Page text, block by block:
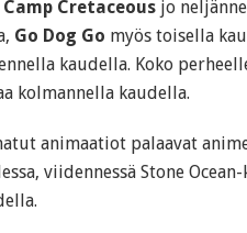
Cretaceous jo
Go Dog Go myös toisella
kaudella. Koko
kolmannella kaudella.
animaatiot palaavat
viidennessä Stone